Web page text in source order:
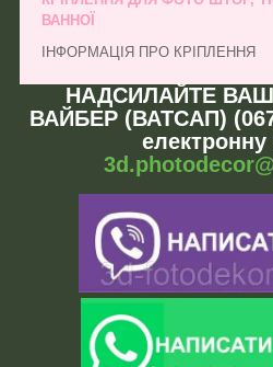
ВАННОЇ
ІНФОРМАЦІЯ ПРО КРІПЛЕННЯ
НАДСИЛАЙТЕ
ВАЙБЕР (ВАТСАП)
електронну